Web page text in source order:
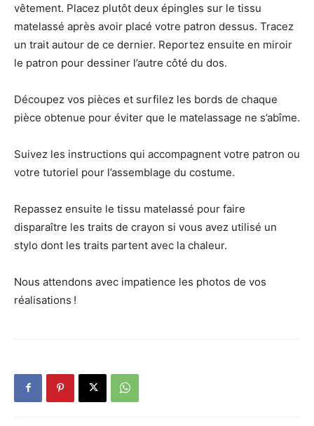
vêtement. Placez plutôt deux épingles sur le tissu
matelassé après avoir placé votre patron dessus. Tracez
un trait autour de ce dernier. Reportez ensuite en miroir
le patron pour dessiner l’autre côté du dos.
Découpez vos pièces et surfilez les bords de chaque
pièce obtenue pour éviter que le matelassage ne s’abîme.
Suivez les instructions qui accompagnent votre patron ou
votre tutoriel pour l’assemblage du costume.
Repassez ensuite le tissu matelassé pour faire
disparaître les traits de crayon si vous avez utilisé un
stylo dont les traits partent avec la chaleur.
Nous attendons avec impatience les photos de vos
réalisations !